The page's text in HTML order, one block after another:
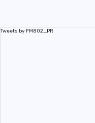
Tweets by FM802_PR